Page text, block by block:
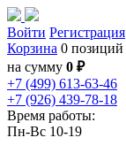
Войти Регистрация
Корзина 0 позиций
на сумму 0 ₽
+7 (499) 613-63-46
+7 (926) 439-78-18
Время работы:
Пн-Вс 10-19